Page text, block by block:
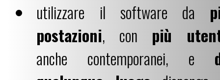
utilizzare il software da
postazioni, con più
anche contemporanei, e